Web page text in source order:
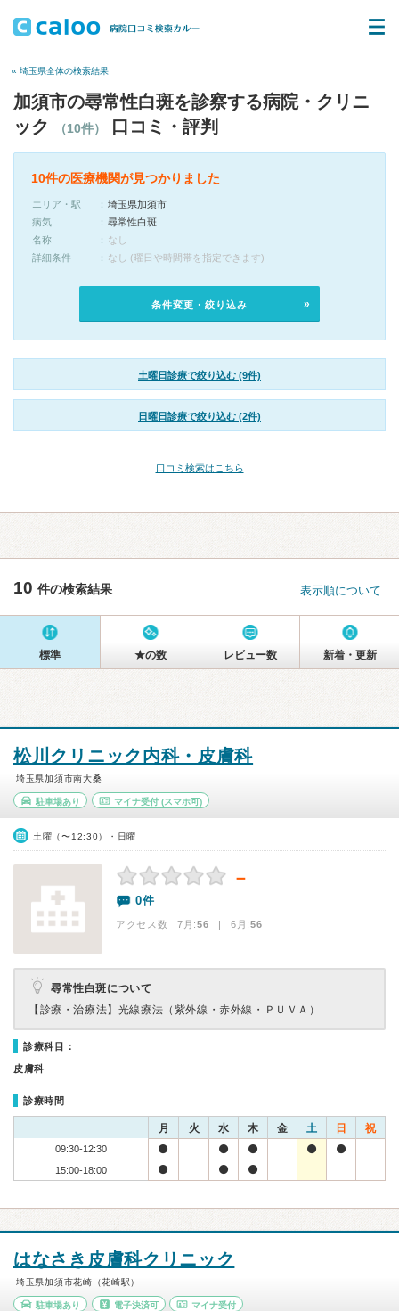
« 埼玉県全体の検索結果
加須市の尋常性白斑を診察する病院・クリニ
ック
（10件） 口コミ・評判
10件の医療機関が見つかりました
エリア・駅
埼玉県加須市
病気
尋常性白斑
名称
なし
詳細条件
なし (曜日や時間帯を指定できます)
条件変更・絞り込み
土曜日診療で絞り込む (9件)
日曜日診療で絞り込む (2件)
口コミ検索はこちら
10 件の検索結果 表示順について
標準 ★の数 レビュー数 新着・更新
松川クリニック内科・皮膚科
埼玉県加須市南大桑
駐車場あり マイナ受付(スマホ可)
土曜（〜12:30）・日曜
－
0件
アクセス数 7月:56 | 6月:56
尋常性白斑について
【診療・治療法】 光線療法（紫外線・赤外線・ＰＵＶＡ）
診療科目：
皮膚科
診療時間
月 火 水 木 金 土 日 祝
09:30-12:30
15:00-18:00
はなさき皮膚科クリニック
埼玉県加須市花崎（花崎駅）
駐車場あり 電子決済可 マイナ受付